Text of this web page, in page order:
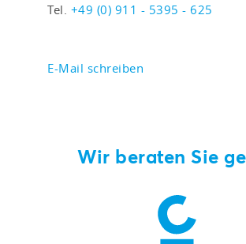
Tel. +49 (0) 911 - 5395 - 625
E-Mail schreiben
Wir beraten Sie